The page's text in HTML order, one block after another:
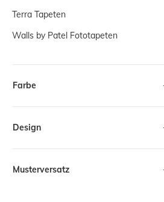
Walls by Patel Fototapeten
Terra Tapeten
Farbe
Design
Musterversatz